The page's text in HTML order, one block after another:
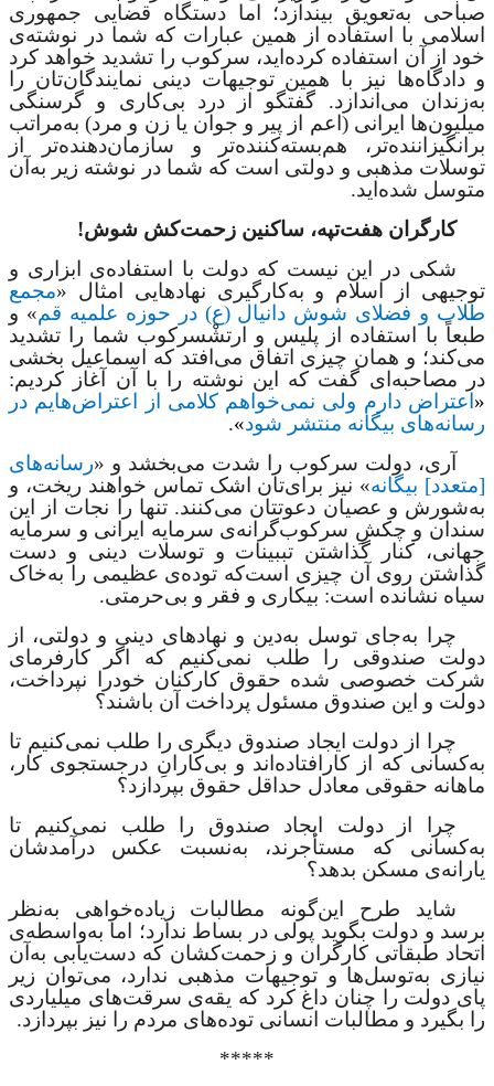
صباحی به‌تعویق بیندازد؛ اما دستگاه قضایی جمهوری
اسلامی با استفاده از همین عبارات که شما در نوشته‌ی
خود از آن استفاده کرده‌اید، ‌سرکوب را تشدید خواهد کرد
و دادگاه‌ها نیز با همین توجیهات دینی نمایندگان‌تان را
به‌زندان می‌اندازد. گفتگو از درد بی‌کاری و گرسنگی
میلیون‌ها ایرانی (اعم از پیر و جوان یا زن و مرد) به‌مراتب
برانگیزاننده‌تر، هم‌بسته‌کننده‌تر و سازمان‌دهنده‌تر از
توسلات مذهبی و دولتی است که شما در نوشته زیر به‌آن
متوسل شده‌اید.
کارگران هفت‌تپه، ساکنین زحمت‌کش شوش!
شکی در این نیست که دولت با استفاده‌ی ابزاری و
توجیهی از اسلام و به‌کارگیری نهادهایی امثال «مجمع
طلاب و فضلای شوش دانيال (ع) در حوزه علميه قم» و
طبعاً با استفاده از پلیس و ارتشسرکوب شما را تشدید
می‌کند؛ و همان ‌چیزی اتفاق می‌افتد که اسماعیل بخشی
در مصاحبه‌ای گفت که این نوشته را با آن آغاز کردیم:
«اعتراض دارم ولی نمی‌خواهم کلامی از اعتراض‌هایم در
رسانه‌‌های بیگانه منتشر شود»
.
آری، دولت ‌سرکوب را شدت می‌بخشد و «رسانه‌‌های
[متعدد] بیگانه» نیز برای‌تان اشک تماس خواهند ریخت، و
به‌شورش و عصیان دعوتتان می‌کنند. تنها را نجات از این
سندان و چکشِ سرکوب‌گرانه‌ی سرمایه ایرانی و سرمایه
جهانی، کنار گذاشتن تببینات و توسلات دینی و دست
گذاشتن روی آن چیزی است‌که توده‌ی عظیمی را به‌خاک
سیاه نشانده است: بیکاری و فقر و بی‌حرمتی.
چرا به‌جای توسل به‌دین و نهادهای دینی و دولتی، از
دولت صندوقی را طلب نمی‌کنیم که اگر کارفرمای
شرکت خصوصی شده حقوق کارکنان خودرا نپرداخت،
دولت و این صندوق مسئول پرداخت آن باشند؟
چرا از دولت ایجاد صندوق دیگری را طلب نمی‌کنیم تا
به‌‌کسانی که از کارافتاده‌اند و بی‌کارانِ درجستجوی کار،
ماهانه حقوقی معادل حداقل حقوق بپردازد؟
چرا از دولت ایجاد صندوق را طلب نمی‌کنیم تا
به‌کسانی که مستأجرند، به‌نسبت عکس درآمدشان
یارانه‌ی مسکن بدهد؟
شاید طرح این‌گونه مطالبات زیاده‌خواهی به‌نظر
برسد و دولت بگوید پولی در بساط ندارد؛ اما به‌واسطه‌ی
اتحاد طبقاتی کارگران و زحمت‌کشان که دست‌یابی به‌آن
نیازی به‌توسل‌ها و توجیهات مذهبی ندارد، می‌توان زیر
پای دولت را چنان داغ کرد که یقه‌ی سرقت‌های میلیاردی
را بگیرد و مطالبات انسانی توده‌های مردم را نیز بپردازد.
*****